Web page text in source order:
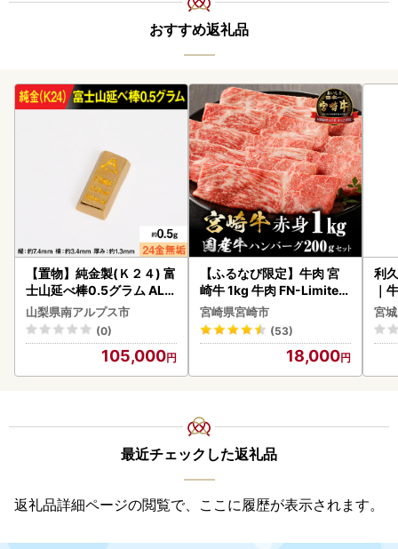
おすすめ返礼品
【置物】純金製(Ｋ２４) 富
士山延べ棒0.5グラム ALP
BK181
山梨県南アルプス市
(0)
105,000
【ふるなび限定】牛肉 宮
崎牛 1kg 牛肉 FN-Limited
-VO
宮崎県宮崎市
(53)
18,000
利
｜
宮
最近チェックした返礼品
返礼品詳細ページの閲覧で、ここに履歴が表示されます。